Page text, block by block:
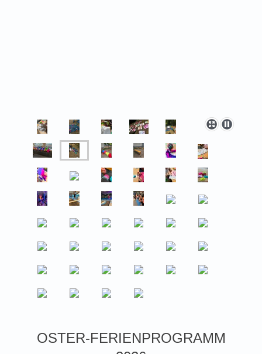
OSTER-FERIENPROGRAMM